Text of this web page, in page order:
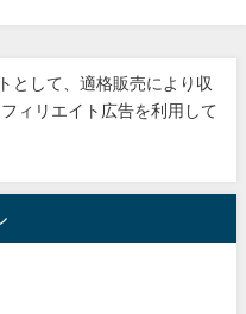
として、適格販売により収
ィリエイト広告を利用して